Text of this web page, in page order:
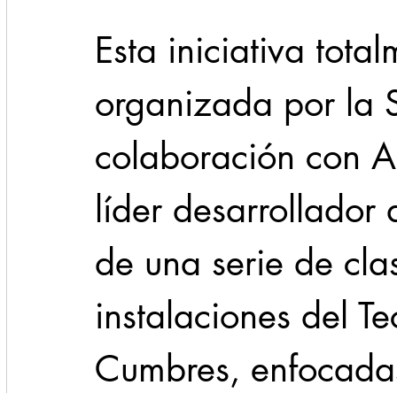
Esta iniciativa
organizada por la
colaboración con
líder desarrollador
de una serie de
instalaciones del
Cumbres,